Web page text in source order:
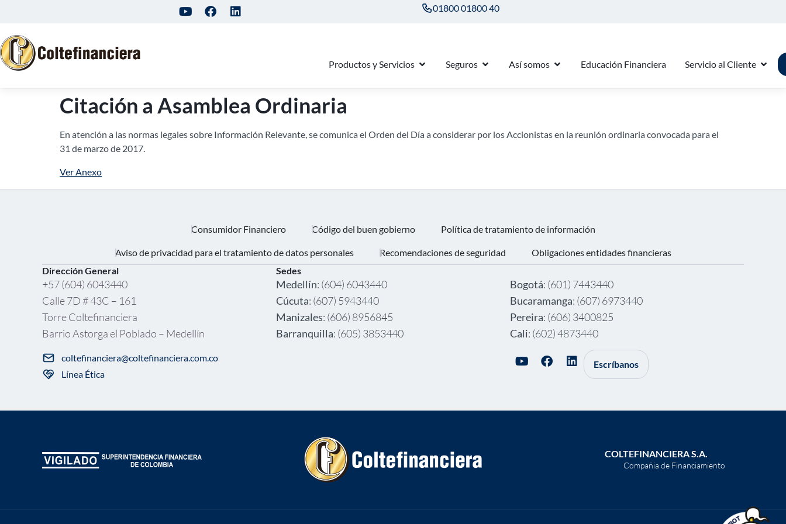
01800 01800 40
Productos y Servicios Seguros Así somos Educación Financiera Servicio al Cliente
Citación a Asamblea Ordinaria
En atención a las normas legales sobre Información Relevante, se comunica el Orden del Día a considerar por los Accionistas en la reunión ordinaria convocada para el
31 de marzo de 2017.
Ver Anexo
Consumidor Financiero Código del buen gobierno Política de tratamiento de información
Aviso de privacidad para el tratamiento de datos personales Recomendaciones de seguridad
Obligaciones entidades financieras
Dirección General
+57 (604) 6043440
Calle 7D # 43C – 161
Torre Coltefinanciera
Barrio Astorga el Poblado – Medellín
coltefinanciera@coltefinanciera.com.co
Línea Ética
Sedes
Medellín: (604) 6043440
Cúcuta: (607) 5943440
Manizales: (606) 8956845
Barranquilla: (605) 3853440
Bogotá: (601) 7443440
Bucaramanga: (607) 6973440
Pereira: (606) 3400825
Cali: (602) 4873440
Escríbanos
COLTEFINANCIERA S.A.
Compañia de Financiamiento